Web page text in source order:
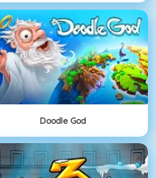
Doodle God